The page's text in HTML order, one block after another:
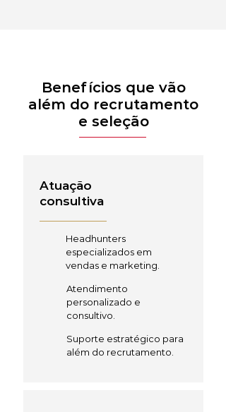
Benefícios que vão
além do recrutamento
e seleção
Atuação
consultiva
Headhunters
especializados em
vendas e marketing.
Atendimento
personalizado e
consultivo.
Suporte estratégico para
além do recrutamento.